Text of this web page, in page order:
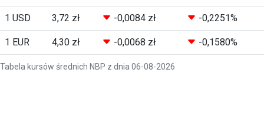
Tabela kursów średnich NBP z dnia 06-08-2026
1 USD 3,72 zł -0,0084 zł -0,2251%
1 EUR 4,30 zł -0,0068 zł -0,1580%